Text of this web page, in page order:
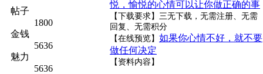
帖子
1800
金钱
5636
魅力
5636
悦，愉悦的心情可以让你做正确的事
【下载要求】三无下载，无需注册、无需
回复、无需积分
【在线预览】 如果你心情不好，就不要
做任何决定
【资料内容】